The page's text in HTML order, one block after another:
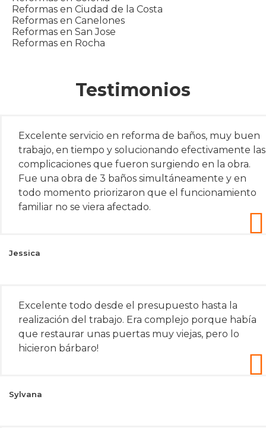
Reformas en Ciudad de la Costa
Reformas en Canelones
Reformas en San Jose
Reformas en Rocha
Testimonios
Excelente servicio en reforma de baños, muy buen
trabajo, en tiempo y solucionando efectivamente las
complicaciones que fueron surgiendo en la obra.
Fue una obra de 3 baños simultáneamente y en
todo momento priorizaron que el funcionamiento
familiar no se viera afectado.
Jessica
Excelente todo desde el presupuesto hasta la
realización del trabajo. Era complejo porque había
que restaurar unas puertas muy viejas, pero lo
hicieron bárbaro!
Sylvana